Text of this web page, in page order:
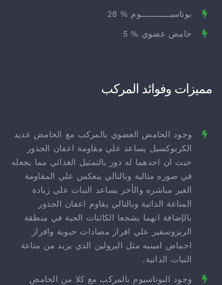
بوتاسيـــــــــــوم % 28
حامض عضوي % 5
مميزات وفوائد المركب
وجود الحامض العضوي بالمركب مع الحامض عديد
الكربوكسيل يساعد علي مقاومة اعفان الجذور
حيث ان احدهما له دور بالتمثيل الغذائي مما يجعله
في صوره مثالية وبالتالي ينعكس علي المقاومة
الغير مباشره والأخر يساعد النبات علي زيادة
المناعة الذاتية وبالتالي يقاوم اعفان الجذور
بالإضافة انهما يشجعا الكائنات الحية في منطقة
الريزوسفير علي افراز مضادات حيوية وافراز
احماض امينيه مثل البرولين الذي يزيد من مناعة
النبات الذاتية.
وجود البوتاسيوم بالمركب مع كلا من الحامض